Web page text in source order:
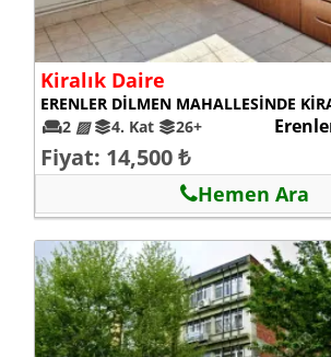
Kiralık Daire
ERENLER DİLMEN MAHALLESİNDE
2 ▨ 4. Kat 26+
Fiyat: 14,500 ₺
Hemen Ara